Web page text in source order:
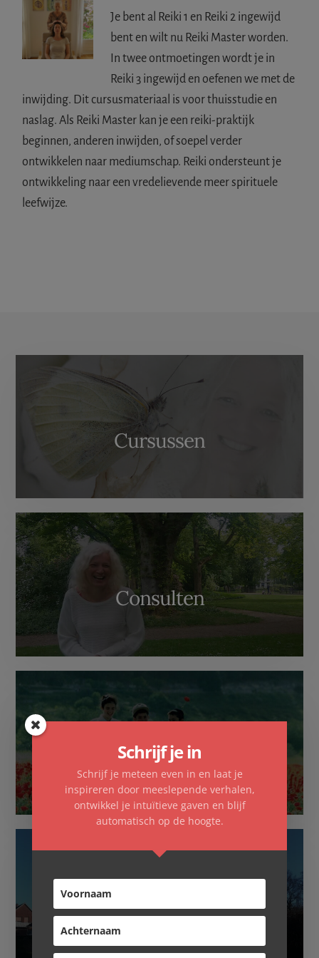
Je bent al Reiki 1 en Reiki 2 ingewijd
bent en wilt nu Reiki Master worden.
In twee ontmoetingen wordt je in
Reiki 3 ingewijd en oefenen we met de
inwijding. Dit cursusmateriaal is voor thuisstudie en
naslag. Als Reiki Master kan je een reiki-praktijk
beginnen, anderen inwijden, of soepel verder
ontwikkelen naar mediumschap. Reiki ondersteunt je
ontwikkeling naar een vredelievende meer spirituele
leefwijze.
Content
Cursussen
Consulten
Familieopstellingen
Overnachten
Schrijf je in
Schrijf je meteen even in en laat je
inspireren door meeslepende verhalen,
ontwikkel je intuïtieve gaven en blijf
automatisch op de hoogte.